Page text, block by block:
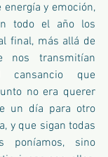
y emoción,
todo el año los
final, más allá de
nos transmitían
cansancio que
no era querer
un día para otro
y que sigan todas
poníamos, sino